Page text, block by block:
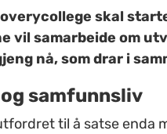
skal
vil samarbeide om
nå, som drar i
samfunnsliv
til å satse enda